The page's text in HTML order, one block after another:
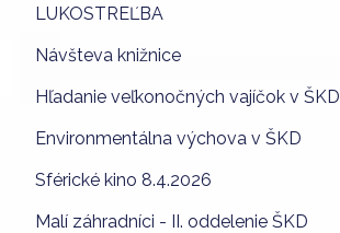
LUKOSTREĽBA
Návšteva knižnice
Hľadanie veľkonočných vajíčok v ŠKD
Environmentálna výchova v ŠKD
Sférické kino 8.4.2026
Malí záhradníci - II. oddelenie ŠKD